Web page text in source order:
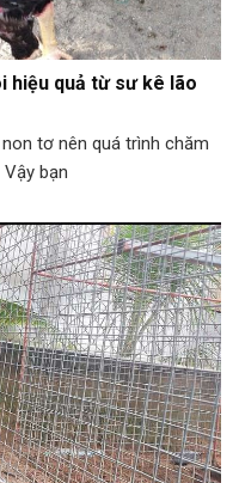
hiệu quả từ sư kê lão
tơ nên quá trình chăm
bạn